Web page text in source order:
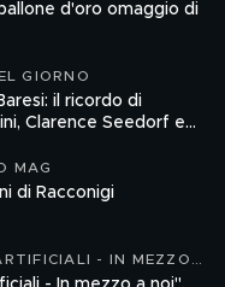
d'oro omaggio di
GIORNO
il ricordo di
Clarence Seedorf e
MAG
di Racconigi
- IN MEZZO